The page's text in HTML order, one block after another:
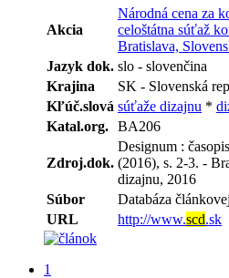
Akcia
Národná cena za
celoštátna súťaž
Bratislava,
Jazyk dok. slo - slovenčina
Krajina
SK - Slovenská
Kľúč.slová súťaže dizajnu *
Katal.org. BA206
Zdroj.dok.
Designum :
(2016), s. 2-3. -
dizajnu, 2016
Súbor
Databáza
URL
http://www.scd.sk
1